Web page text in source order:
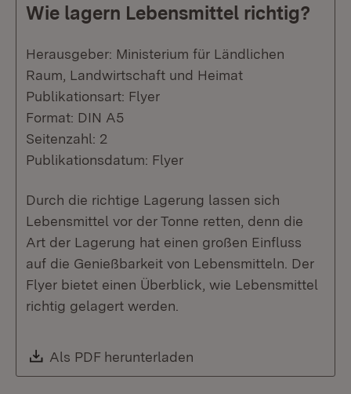
Wie lagern Lebensmittel richtig?
Herausgeber: Ministerium für Ländlichen
Raum, Landwirtschaft und Heimat
Publikationsart: Flyer
Format: DIN A5
Seitenzahl: 2
Publikationsdatum: Flyer
Durch die richtige Lagerung lassen sich
Lebensmittel vor der Tonne retten, denn die
Art der Lagerung hat einen großen Einfluss
auf die Genießbarkeit von Lebensmitteln. Der
Flyer bietet einen Überblick, wie Lebensmittel
richtig gelagert werden.
Download:
Als PDF herunterladen